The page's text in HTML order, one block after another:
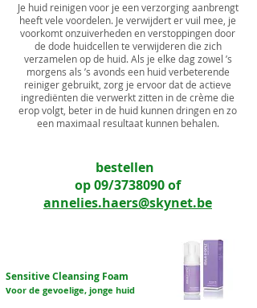
Je huid reinigen voor je een verzorging aanbrengt
heeft vele voordelen. Je verwijdert er vuil mee, je
voorkomt onzuiverheden en verstoppingen door
de dode huidcellen te verwijderen die zich
verzamelen op de huid. Als je elke dag zowel ’s
morgens als ’s avonds een huid verbeterende
reiniger gebruikt, zorg je ervoor dat de actieve
ingrediënten die verwerkt zitten in de crème die
erop volgt, beter in de huid kunnen dringen en zo
een maximaal resultaat kunnen behalen.
bestellen
op 09/3738090 of
annelies.haers@skynet.be
Sensitive Cleansing Foam
voor de gevoelige, jonge huid